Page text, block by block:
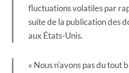
fluctuations volatiles par
suite de la publication des
aux États-Unis.
« Nous n'avons pas du tout